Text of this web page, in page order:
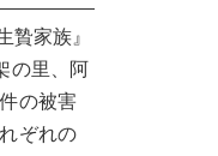
贄家族』
の里、阿
の被害
ぞれの